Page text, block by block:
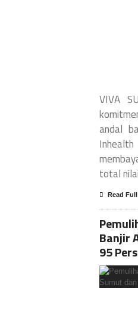
VIVA
andal
total
Read
Banjir
95